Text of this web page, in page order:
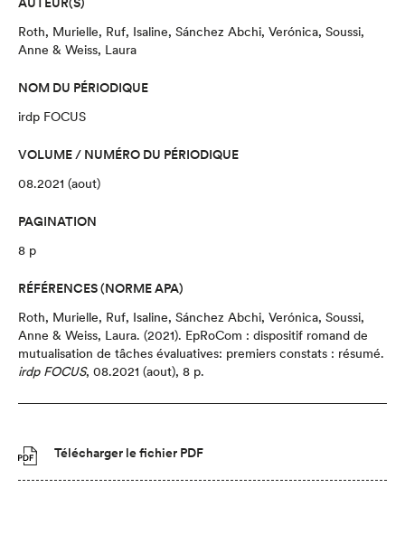
Roth, Murielle, Ruf, Isaline, Sánchez Abchi, Verónica, Soussi,
Anne & Weiss, Laura
NOM DU PÉRIODIQUE
irdp FOCUS
VOLUME / NUMÉRO DU PÉRIODIQUE
08.2021 (aout)
PAGINATION
8 p
RÉFÉRENCES (NORME APA)
Roth, Murielle, Ruf, Isaline, Sánchez Abchi, Verónica, Soussi,
Anne & Weiss, Laura. (2021). EpRoCom : dispositif romand de
mutualisation de tâches évaluatives: premiers constats : résumé.
irdp FOCUS, 08.2021 (aout), 8 p.
Télécharger le fichier PDF